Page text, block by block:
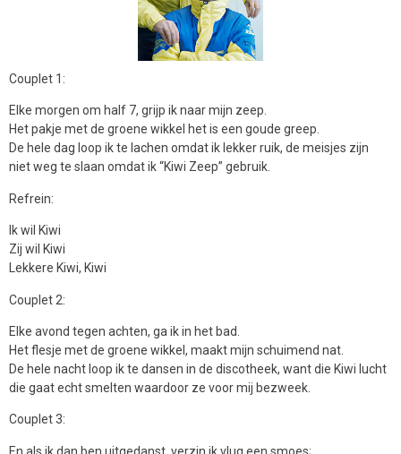
Couplet 1:
Elke morgen om half 7, grijp ik naar mijn zeep.
Het pakje met de groene wikkel het is een goude greep.
De hele dag loop ik te lachen omdat ik lekker ruik, de meisjes zijn
niet weg te slaan omdat ik “Kiwi Zeep” gebruik.
Refrein:
Ik wil Kiwi
Zij wil Kiwi
Lekkere Kiwi, Kiwi
Couplet 2:
Elke avond tegen achten, ga ik in het bad.
Het flesje met de groene wikkel, maakt mijn schuimend nat.
De hele nacht loop ik te dansen in de discotheek, want die Kiwi lucht
die gaat echt smelten waardoor ze voor mij bezweek.
Couplet 3:
En als ik dan ben uitgedanst, verzin ik vlug een smoes;